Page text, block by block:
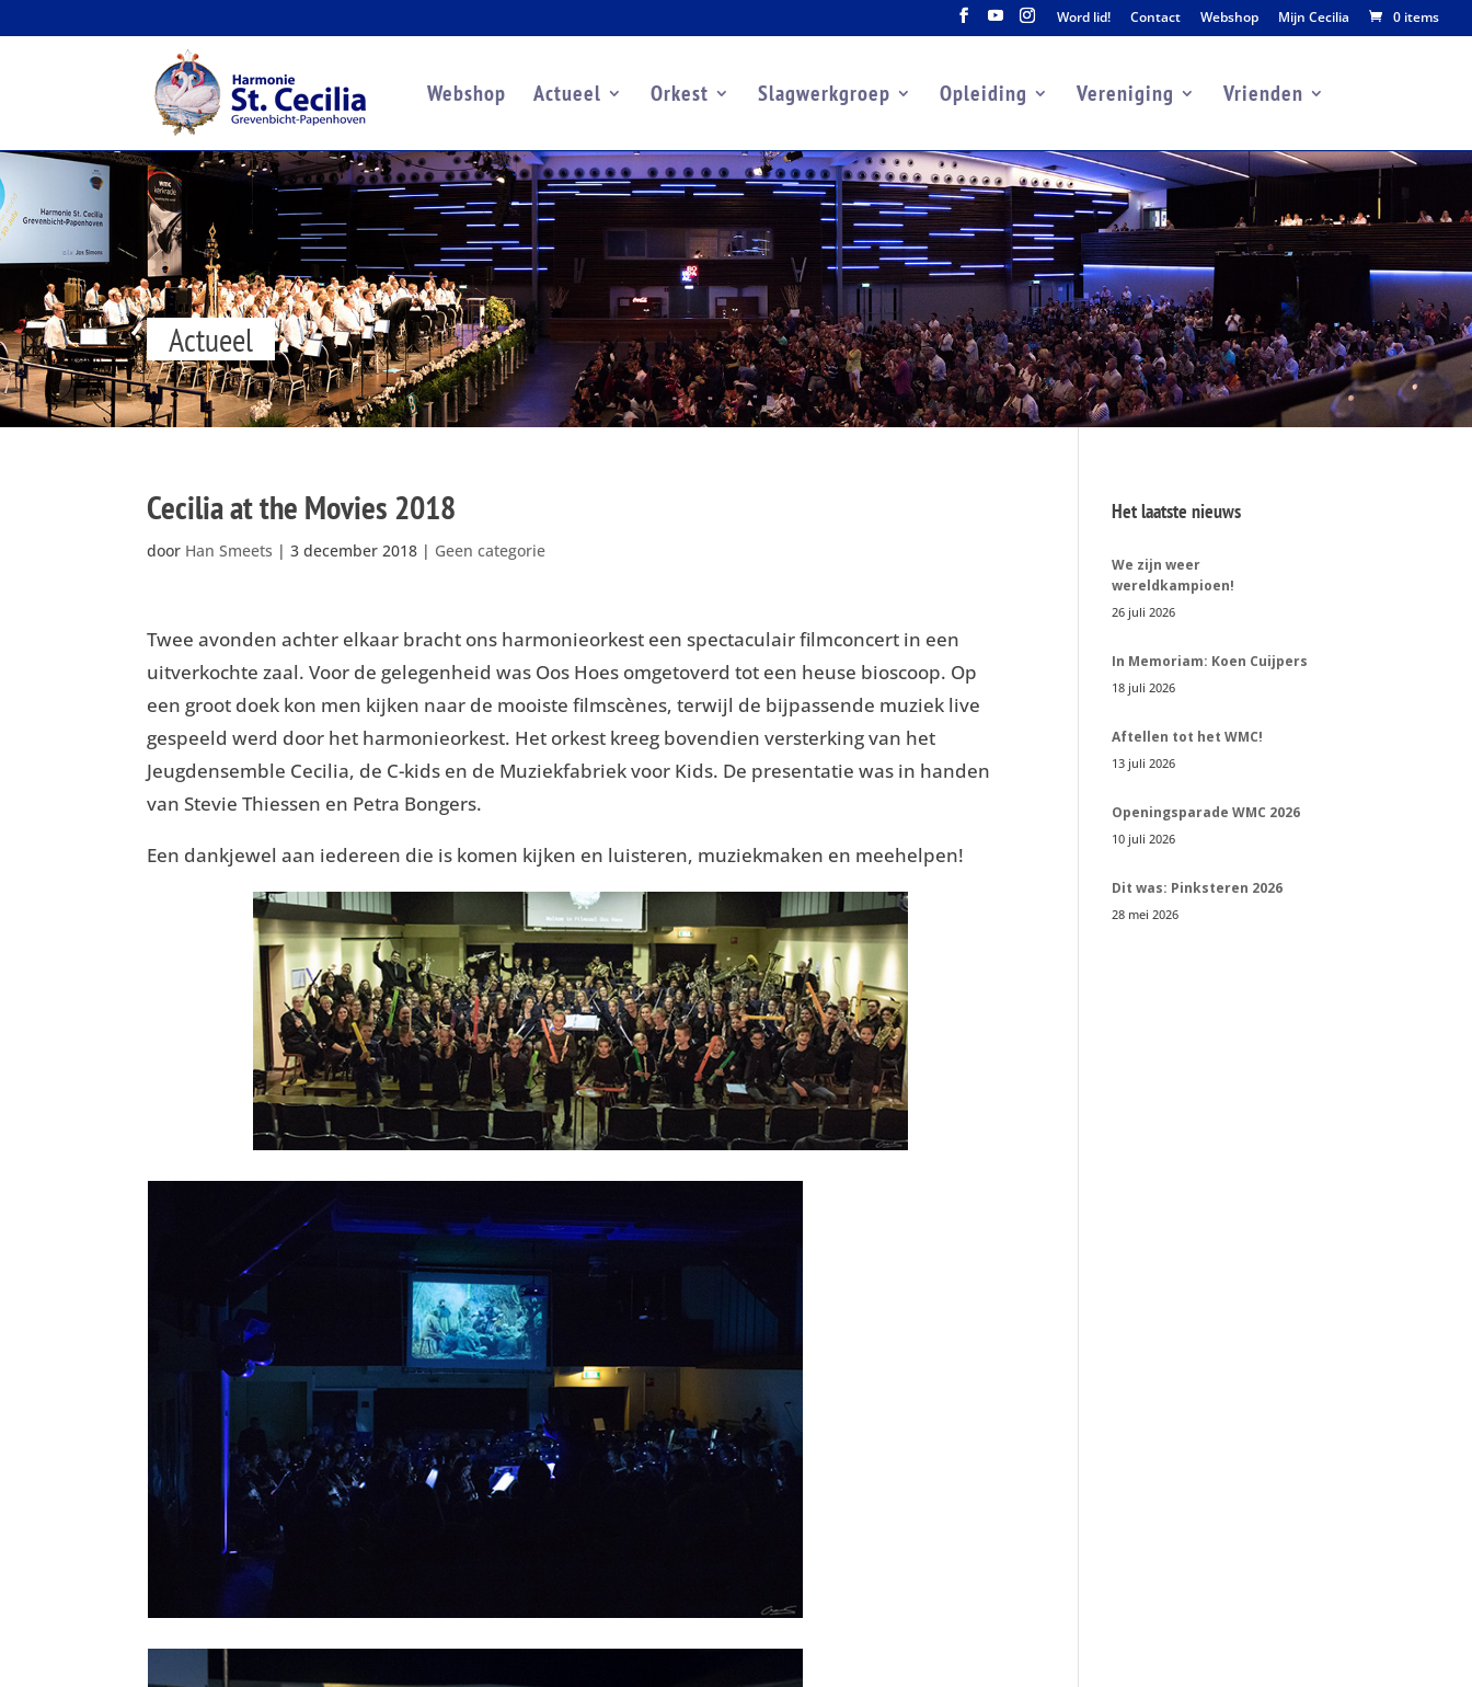
Word lid! Contact Webshop Mijn Cecilia 0 items
Webshop Actueel Orkest Slagwerkgroep Opleiding Vereniging Vrienden
Actueel
Cecilia at the Movies 2018
door Han Smeets |3 december 2018 | Geen categorie
Twee avonden achter elkaar bracht ons harmonieorkest een spectaculair filmconcert in een
uitverkochte zaal. Voor de gelegenheid was Oos Hoes omgetoverd tot een heuse bioscoop. Op
een groot doek kon men kijken naar de mooiste filmscènes, terwijl de bijpassende muziek live
gespeeld werd door het harmonieorkest. Het orkest kreeg bovendien versterking van het
Jeugdensemble Cecilia, de C-kids en de Muziekfabriek voor Kids. De presentatie was in handen
van Stevie Thiessen en Petra Bongers.
Een dankjewel aan iedereen die is komen kijken en luisteren, muziekmaken en meehelpen!
Het laatste nieuws
We zijn weer
wereldkampioen!
26 juli 2026
In Memoriam: Koen Cuijpers
18 juli 2026
Aftellen tot het WMC!
13 juli 2026
Openingsparade WMC 2026
10 juli 2026
Dit was: Pinksteren 2026
28 mei 2026